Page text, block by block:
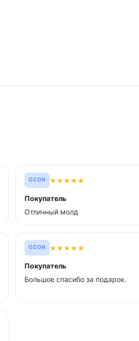
OZON ★★★★★
Покупатель
Отличный молд
OZON ★★★★★
Покупатель
Большое спасибо за подарок.